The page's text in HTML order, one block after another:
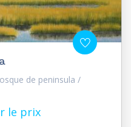
de peninsula /
le prix